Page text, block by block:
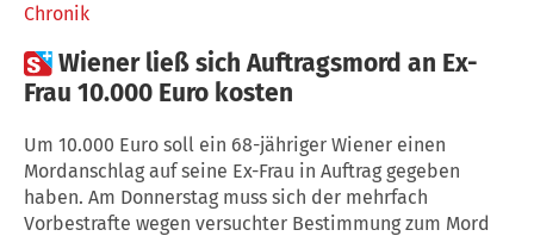
Chronik
Wiener ließ sich Auftragsmord an Ex-
Frau 10.000 Euro kosten
Um 10.000 Euro soll ein 68-jähriger Wiener einen
Mordanschlag auf seine Ex-Frau in Auftrag gegeben
haben. Am Donnerstag muss sich der mehrfach
Vorbestrafte wegen versuchter Bestimmung zum Mord